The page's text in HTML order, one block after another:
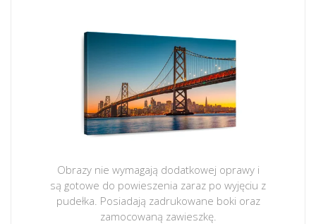
Obrazy nie wymagają dodatkowej oprawy i
są gotowe do powieszenia zaraz po wyjęciu z
pudełka. Posiadają zadrukowane boki oraz
zamocowaną zawieszkę.